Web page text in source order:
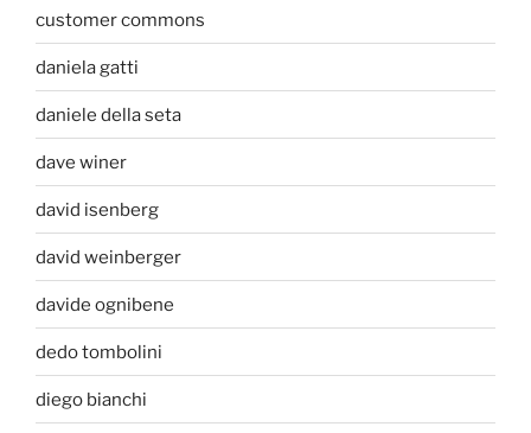
customer commons
daniela gatti
daniele della seta
dave winer
david isenberg
david weinberger
davide ognibene
dedo tombolini
diego bianchi